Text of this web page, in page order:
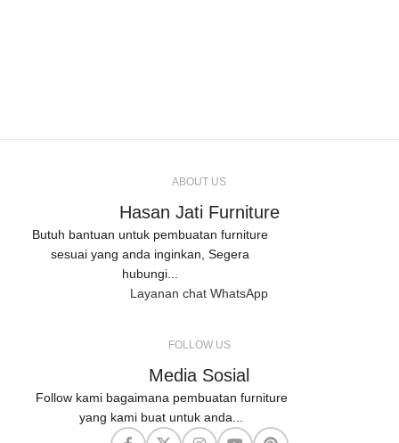
ABOUT US
Hasan Jati Furniture
Butuh bantuan untuk pembuatan furniture
sesuai yang anda inginkan, Segera
hubungi...
Layanan chat WhatsApp
FOLLOW US
Media Sosial
Follow kami bagaimana pembuatan furniture
yang kami buat untuk anda...